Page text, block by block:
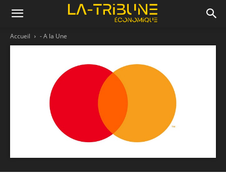
Accueil - A la Une